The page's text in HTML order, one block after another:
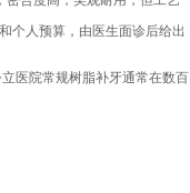
人预算，由医生面诊后给出
医院常规树脂补牙通常在数百